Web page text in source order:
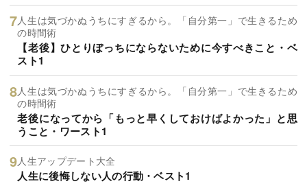
人生は気づかぬうちにすぎるから。「自分第一」で生きるため
の時間術
【老後】ひとりぼっちにならないために今すべきこと・ベ
スト1
人生は気づかぬうちにすぎるから。「自分第一」で生きるため
の時間術
老後になってから「もっと早くしておけばよかった」と思
うこと・ワースト1
人生アップデート大全
人生に後悔しない人の行動・ベスト1